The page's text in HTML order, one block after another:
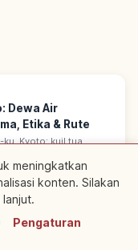
Dewa Air
Etika & Rute
ku, Kyoto: kuil tua
hujan; catatan
sejuk.
saat penulisan dan
kami tidak menjamin
harap
Terdekat
meningkatkan
konten. Silakan
Pengaturan